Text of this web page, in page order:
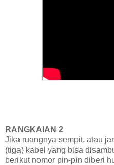
RANGKAIAN 2
Jika ruangnya sempit, atau
(tiga) kabel yang bisa
berikut nomor pin-pin diberi